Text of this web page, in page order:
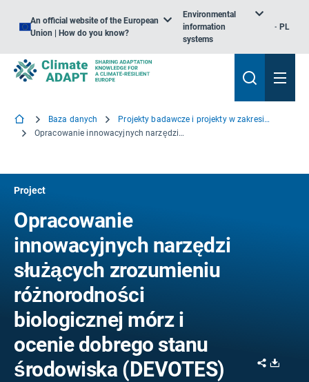
An official website of the European
Union | How do you know?
Environmental
information
systems
PL
Baza danych
Projekty badawcze i projekty w zakresie wiedzy
Opracowanie innowacyjnych narzędzi służących zrozumieniu różnorodności biologicznej mórz i ocenie dobrego stanu środowiska
Project
Opracowanie
innowacyjnych narzędzi
służących zrozumieniu
różnorodności
biologicznej mórz i
ocenie dobrego stanu
środowiska (DEVOTES)
Share